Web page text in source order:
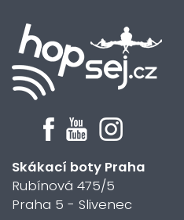
Skákací boty Praha
Rubínová 475/5
Praha 5 - Slivenec